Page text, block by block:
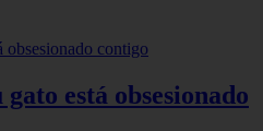
gato está obsesionado